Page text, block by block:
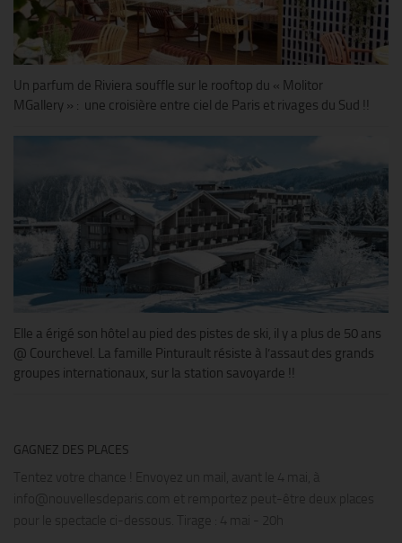
Un parfum de Riviera souffle sur le rooftop du « Molitor
MGallery » : une croisière entre ciel de Paris et rivages du Sud !!
Elle a érigé son hôtel au pied des pistes de ski, il y a plus de 50 ans
@ Courchevel. La famille Pinturault résiste à l’assaut des grands
groupes internationaux, sur la station savoyarde !!
GAGNEZ DES PLACES
Tentez votre chance ! Envoyez un mail, avant le 4 mai, à
info@nouvellesdeparis.com et remportez peut-être deux places
pour le spectacle ci-dessous. Tirage : 4 mai - 20h